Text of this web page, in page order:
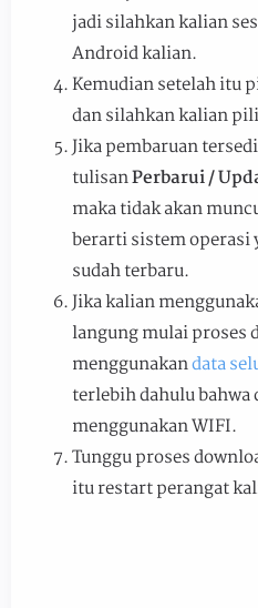
jadi silahkan kalian
Android kalian.
Kemudian setelah itu
dan silahkan kalian
Jika pembaruan
tulisanPerbarui /
maka tidak akan
berarti sistem operasi
sudah terbaru.
Jika kalian
langung mulai proses
menggunakandata
terlebih dahulu
menggunakan WIFI.
Tunggu proses
itu restart perangat